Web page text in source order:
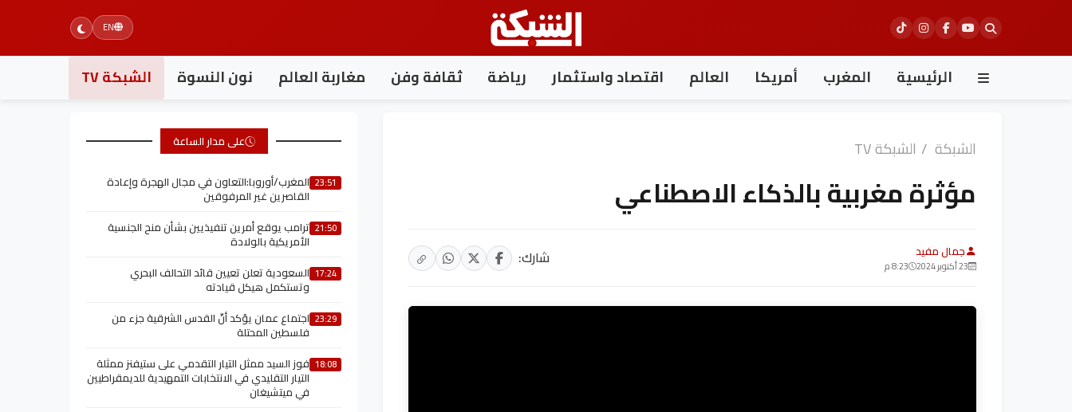
EN
الرئيسية المغرب أمريكا العالم اقتصاد واستثمار رياضة ثقافة وفن مغاربة العالم نون النسوة الشبكة TV
الشبكة / الشبكة TV
مؤثرة مغربية بالذكاء الاصطناعي
جمال مفيد
23 أكتوبر 2024 8:23 م شارك:
على مدار الساعة
23:51 المغرب/أوروبا:التعاون في مجال الهجرة وإعادة
القاصرين غير المرفوقين
21:50 ترامب يوقع أمرين تنفيذيين بشأن منح الجنسية
الأمريكية بالولادة
17:24 السعودية تعلن تعيين قائد التحالف البحري
وتستكمل هيكل قيادته
23:29 اجتماع عمان يؤكد أنّ القدس الشرقية جزء من
فلسطين المحتلة
18:08 فوز السيد ممثل التيار التقدمي على ستيفنز ممثلة
التيار التقليدي في الانتخابات التمهيدية للديمقراطيين
في ميتشيغان